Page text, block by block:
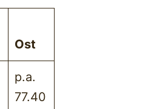
Ost
p.a.
77.40